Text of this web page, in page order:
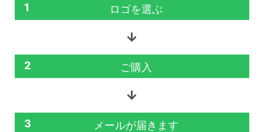
1 ロゴを選ぶ
2 ご購入
3 メールが届きます